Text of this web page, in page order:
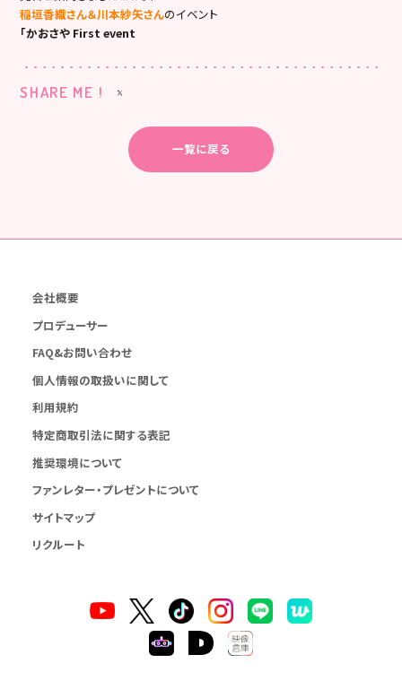
稲垣香織さん＆川本紗矢さんのイベント
「かおさや First event
SHARE ME !
一覧に戻る
会社概要
プロデューサー
FAQ&お問い合わせ
個人情報の取扱いに関して
利用規約
特定商取引法に関する表記
推奨環境について
ファンレター・プレゼントについて
サイトマップ
リクルート